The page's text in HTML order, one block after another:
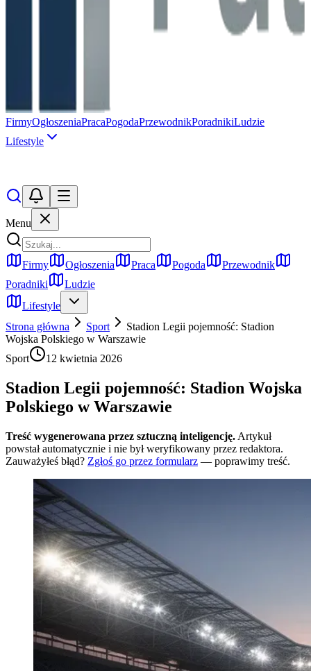
FirmyOgłoszeniaPracaPogodaPrzewodnikPoradnikiLudzie
Lifestyle
Menu
Firmy Ogłoszenia Praca Pogoda
Przewodnik
Poradniki
Ludzie
Lifestyle
Strona główna
Sport
Stadion Legii pojemność: Stadion
Wojska Polskiego w Warszawie
Sport
12 kwietnia 2026
Stadion Legii pojemność: Stadion Wojska
Polskiego w Warszawie
Treść wygenerowana przez sztuczną inteligencję. Artykuł
powstał automatycznie i nie był weryfikowany przez redaktora.
Zauważyłeś błąd? Zgłoś go przez formularz — poprawimy treść.